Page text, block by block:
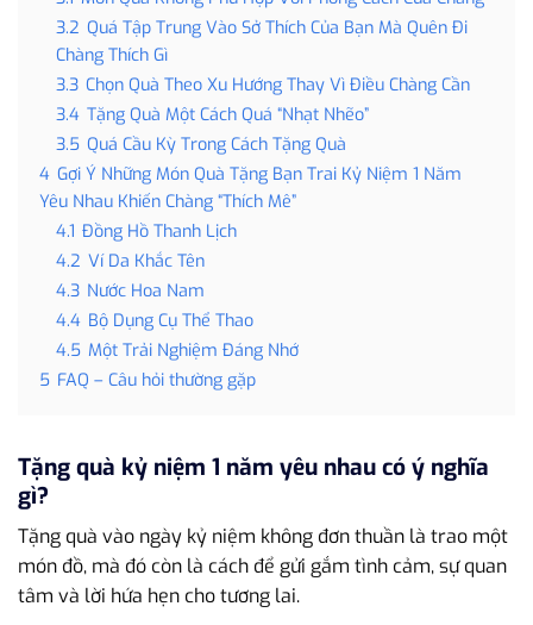
3.2 Quá Tập Trung Vào Sở Thích Của Bạn Mà Quên Đi
Chàng Thích Gì
3.3 Chọn Quà Theo Xu Hướng Thay Vì Điều Chàng Cần
3.4 Tặng Quà Một Cách Quá “Nhạt Nhẽo”
3.5 Quá Cầu Kỳ Trong Cách Tặng Quà
4 Gợi Ý Những Món Quà Tặng Bạn Trai Kỷ Niệm 1 Năm
Yêu Nhau Khiến Chàng “Thích Mê”
4.1 Đồng Hồ Thanh Lịch
4.2 Ví Da Khắc Tên
4.3 Nước Hoa Nam
4.4 Bộ Dụng Cụ Thể Thao
4.5 Một Trải Nghiệm Đáng Nhớ
5 FAQ – Câu hỏi thường gặp
Tặng quà kỷ niệm 1 năm yêu nhau có ý nghĩa
gì?
Tặng quà vào ngày kỷ niệm không đơn thuần là trao một
món đồ, mà đó còn là cách để gửi gắm tình cảm, sự quan
tâm và lời hứa hẹn cho tương lai.